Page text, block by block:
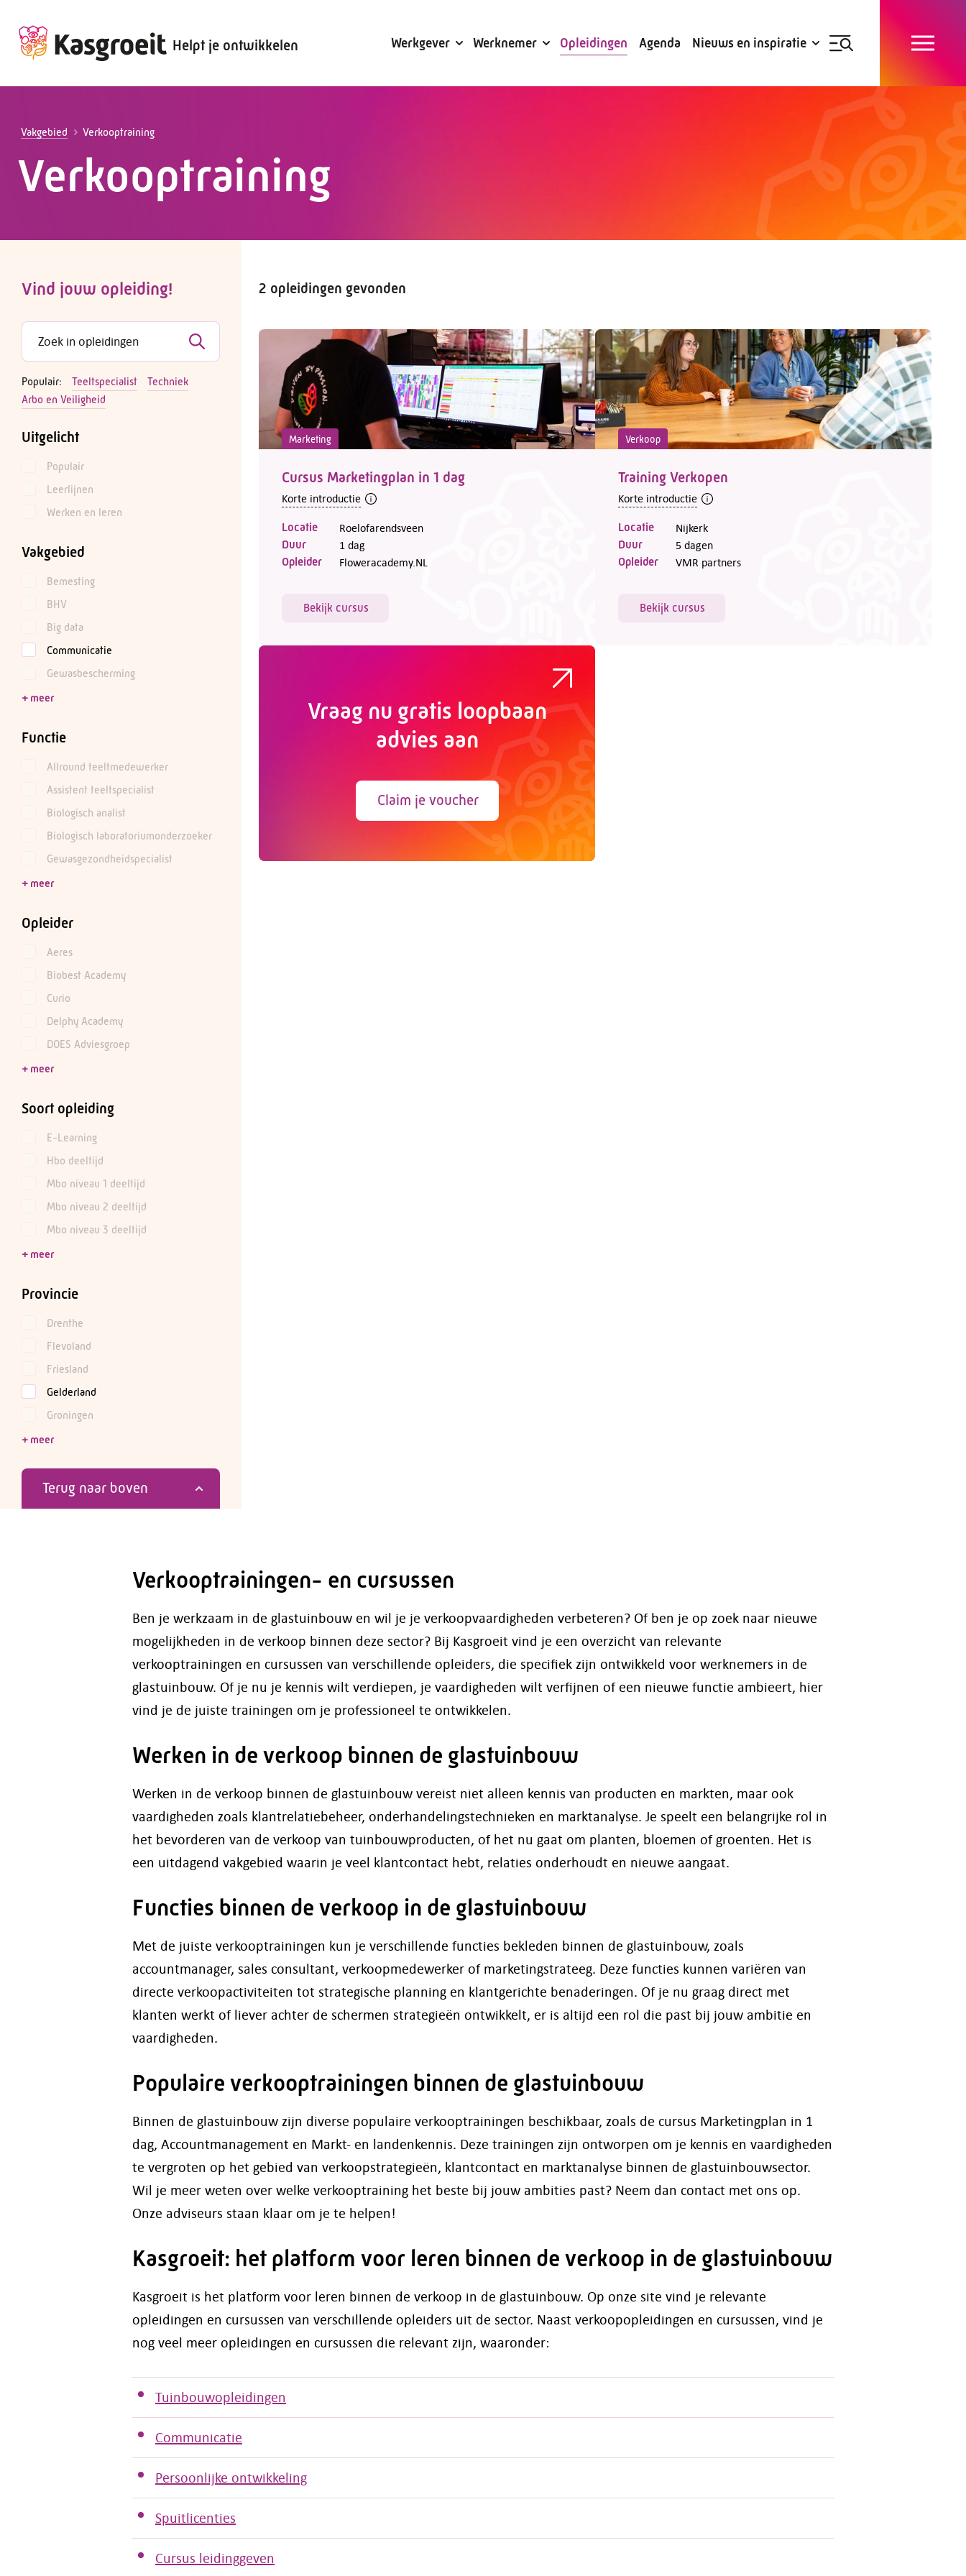
Helpt je ontwikkelen Werkgever
Alles voor de werkgever
Werknemer
Alles voor de werknemer
Opleidingen Agenda Nieuws en inspiratie
Nieuwsbrief
Vakgebied Verkooptraining
Verkooptraining
Vind jouw opleiding!
Populair: Teeltspecialist
Techniek
Arbo en Veiligheid
Uitgelicht
Populair
Leerlijnen
Werken en leren
Vakgebied
Bemesting
BHV
Big data
Communicatie
Gewasbescherming
Functie
Allround teeltmedewerker
Assistent teeltspecialist
Biologisch analist
Biologisch laboratoriumonderzoeker
Gewasgezondheidspecialist
Opleider
Aeres
Biobest Academy
Curio
Delphy Academy
DOES Adviesgroep
Soort opleiding
E-Learning
Hbo deeltijd
Mbo niveau 1 deeltijd
Mbo niveau 2 deeltijd
Mbo niveau 3 deeltijd
Provincie
Drenthe
Flevoland
Friesland
Gelderland
Groningen
Terug naar boven
2 opleidingen gevonden
Marketing
Cursus Marketingplan in 1 dag
Korte introductie
Locatie Roelofarendsveen
Duur 1 dag
Opleider Floweracademy.NL
Bekijk cursus
Verkoop
Training Verkopen
Korte introductie
Locatie Nijkerk
Duur 5 dagen
Opleider VMR partners
Bekijk cursus
Vraag nu gratis loopbaan
advies aan
Claim je voucher
Verkooptrainingen- en cursussen
Ben je werkzaam in de glastuinbouw en wil je je verkoopvaardigheden verbeteren? Of ben je op zoek naar nieuwe
mogelijkheden in de verkoop binnen deze sector? Bij Kasgroeit vind je een overzicht van relevante
verkooptrainingen en cursussen van verschillende opleiders, die specifiek zijn ontwikkeld voor werknemers in de
glastuinbouw. Of je nu je kennis wilt verdiepen, je vaardigheden wilt verfijnen of een nieuwe functie ambieert, hier
vind je de juiste trainingen om je professioneel te ontwikkelen.
Werken in de verkoop binnen de glastuinbouw
Werken in de verkoop binnen de glastuinbouw vereist niet alleen kennis van producten en markten, maar ook
vaardigheden zoals klantrelatiebeheer, onderhandelingstechnieken en marktanalyse. Je speelt een belangrijke rol in
het bevorderen van de verkoop van tuinbouwproducten, of het nu gaat om planten, bloemen of groenten. Het is
een uitdagend vakgebied waarin je veel klantcontact hebt, relaties onderhoudt en nieuwe aangaat.
Functies binnen de verkoop in de glastuinbouw
Met de juiste verkooptrainingen kun je verschillende functies bekleden binnen de glastuinbouw, zoals
accountmanager, sales consultant, verkoopmedewerker of marketingstrateeg. Deze functies kunnen variëren van
directe verkoopactiviteiten tot strategische planning en klantgerichte benaderingen. Of je nu graag direct met
klanten werkt of liever achter de schermen strategieën ontwikkelt, er is altijd een rol die past bij jouw ambitie en
vaardigheden.
Populaire verkooptrainingen binnen de glastuinbouw
Binnen de glastuinbouw zijn diverse populaire verkooptrainingen beschikbaar, zoals de cursus Marketingplan in 1
dag, Accountmanagement en Markt- en landenkennis. Deze trainingen zijn ontworpen om je kennis en vaardigheden
te vergroten op het gebied van verkoopstrategieën, klantcontact en marktanalyse binnen de glastuinbouwsector.
Wil je meer weten over welke verkooptraining het beste bij jouw ambities past? Neem dan contact met ons op.
Onze adviseurs staan klaar om je te helpen!
Kasgroeit: het platform voor leren binnen de verkoop in de glastuinbouw
Kasgroeit is het platform voor leren binnen de verkoop in de glastuinbouw. Op onze site vind je relevante
opleidingen en cursussen van verschillende opleiders uit de sector. Naast verkoopopleidingen en cursussen, vind je
nog veel meer opleidingen en cursussen die relevant zijn, waaronder:
Tuinbouwopleidingen
Communicatie
Persoonlijke ontwikkeling
Spuitlicenties
Cursus leidinggeven